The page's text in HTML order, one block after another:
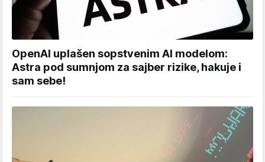
OpenAI uplašen sopstvenim AI modelom:
Astra pod sumnjom za sajber rizike, hakuje i
sam sebe!